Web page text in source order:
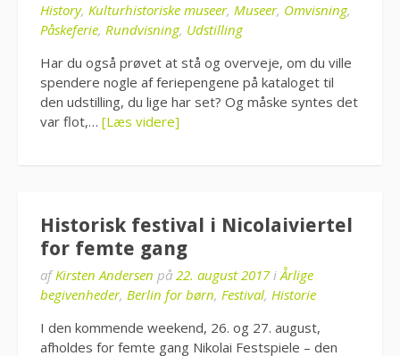
History, Kulturhistoriske museer, Museer, Omvisning,
Påskeferie, Rundvisning, Udstilling
Har du også prøvet at stå og overveje, om du ville
spendere nogle af feriepengene på kataloget til
den udstilling, du lige har set? Og måske syntes det
var flot,… [Læs videre]
Historisk festival i Nicolaiviertel
for femte gang
afKirsten Andersen på 22. august 2017i Årlige
begivenheder, Berlin for børn, Festival, Historie
I den kommende weekend, 26. og 27. august,
afholdes for femte gang Nikolai Festspiele – den